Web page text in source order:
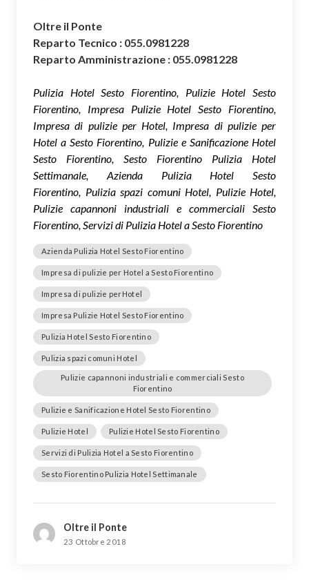
Oltre il Ponte
Reparto Tecnico : 055.0981228
Reparto Amministrazione : 055.0981228
Pulizia Hotel Sesto Fiorentino, Pulizie Hotel Sesto
Fiorentino, Impresa Pulizie Hotel Sesto Fiorentino,
Impresa di pulizie per Hotel, Impresa di pulizie per
Hotel a Sesto Fiorentino, Pulizie e Sanificazione Hotel
Sesto Fiorentino, Sesto Fiorentino Pulizia Hotel
Settimanale, Azienda Pulizia Hotel Sesto
Fiorentino, Pulizia spazi comuni Hotel, Pulizie Hotel,
Pulizie capannoni industriali e commerciali Sesto
Fiorentino, Servizi di Pulizia Hotel a Sesto Fiorentino
Azienda Pulizia Hotel Sesto Fiorentino
Impresa di pulizie per Hotel a Sesto Fiorentino
Impresa di pulizie perHotel
Impresa Pulizie Hotel Sesto Fiorentino
Pulizia Hotel Sesto Fiorentino
Pulizia spazi comuni Hotel
Pulizie capannoni industriali e commerciali Sesto
Fiorentino
Pulizie e Sanificazione Hotel Sesto Fiorentino
Pulizie Hotel Pulizie Hotel Sesto Fiorentino
Servizi di Pulizia Hotel a Sesto Fiorentino
Sesto Fiorentino Pulizia Hotel Settimanale
Oltre il Ponte
23 Ottobre 2018